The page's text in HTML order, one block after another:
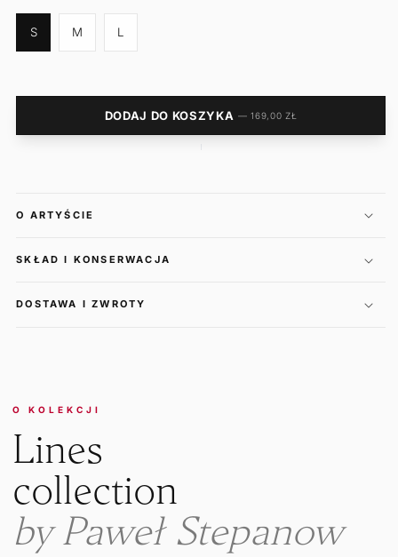
S M L
DODAJ DO KOSZYKA — 169,00 ZŁ
O ARTYŚCIE
SKŁAD I KONSERWACJA
DOSTAWA I ZWROTY
O KOLEKCJI
Lines
collection
by Paweł Stepanow